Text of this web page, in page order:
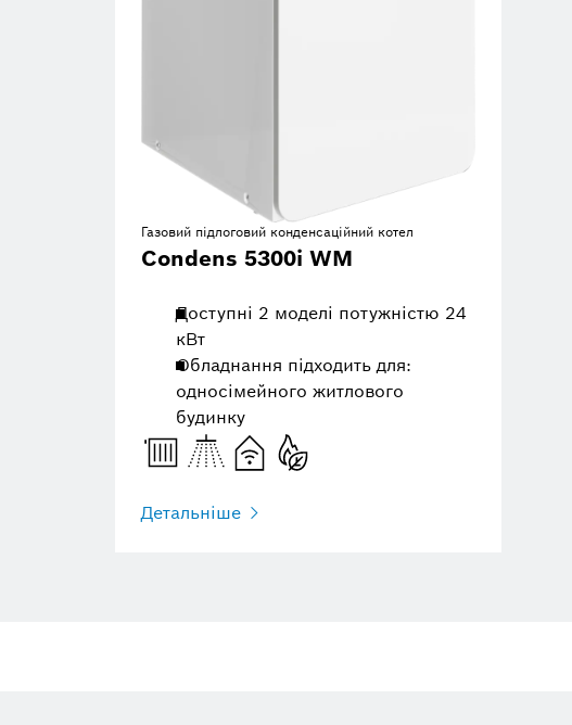
Газовий підлоговий конденсаційний котел
Condens 5300i WM
Доступні 2 моделі потужністю 24
кВт
Обладнання підходить для:
односімейного житлового
будинку
Детальніше